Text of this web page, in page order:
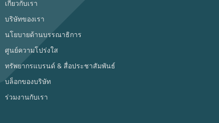
เกี่ยวกับเรา
บริษัทของเรา
นโยบายด้านบรรณาธิการ
ศูนย์ความโปร่งใส
ทรัพยากรแบรนด์ & สื่อประชาสัมพันธ์
บล็อกของบริษัท
ร่วมงานกับเรา